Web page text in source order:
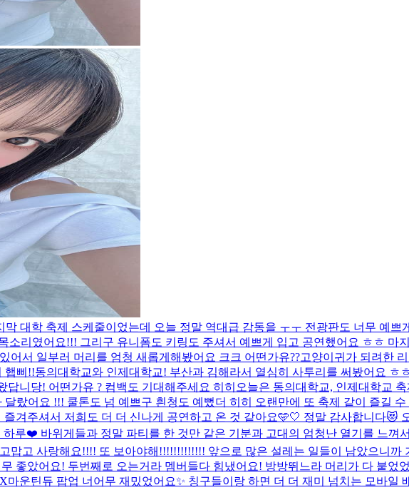
대학 축제 스케줄이었는데 오늘 정말 역대급 감동을 ㅜㅜ 전광판도 너무 예쁘
리였어요!!! 그리구 유니폼도 키링도 주셔서 예쁘게 입고 공연했어요 ㅎㅎ 마
서 일부러 머리를 엄청 새롭게해봤어요 크크 어떤가유??고양이귀가 되려한
햅삐!!동의대학교와 인제대학교! 부산과 김해라서 열심히 사투리를 써봤어요 ㅎ
니당! 어떤가유 ? 컴백도 기대해주세요 히히 오늘은 동의대학교, 인제대학교
랐어요 !!! 쿨톤도 넘 예쁘구 흰청도 예뻤더 히히 오랜만에 또 축제 같이 즐길
겨주셔서 저희도 더 더 신나게 공연하고 온 것 같아요🩵🤍 정말 감사합니다😻
루❤️ 바위게들과 정말 파티를 한 것만 같은 기분과 고대의 엄청난 열기를 느껴
맙고 사랑해요!!!! 또 보아야해!!!!!!!!!!!!! 앞으로 많은 설레는 일들이 남았으니까
좋았어요! 두번째로 오는거라 멤버들다 힘냈어요! 방방뛰느라 머리가 다 붙었
마운틴듀 팝업 너어무 재밌었어요✨ 칭구들이랑 하면 더 더 재미 넘치는 모바일